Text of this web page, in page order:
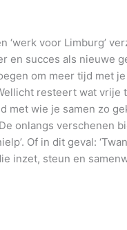
voor Limburg’
en succes als nieuwe
om meer tijd met
resteert wat vrije
met wie je samen zo
onlangs verschenen
Of in dit geval:
inzet, steun en